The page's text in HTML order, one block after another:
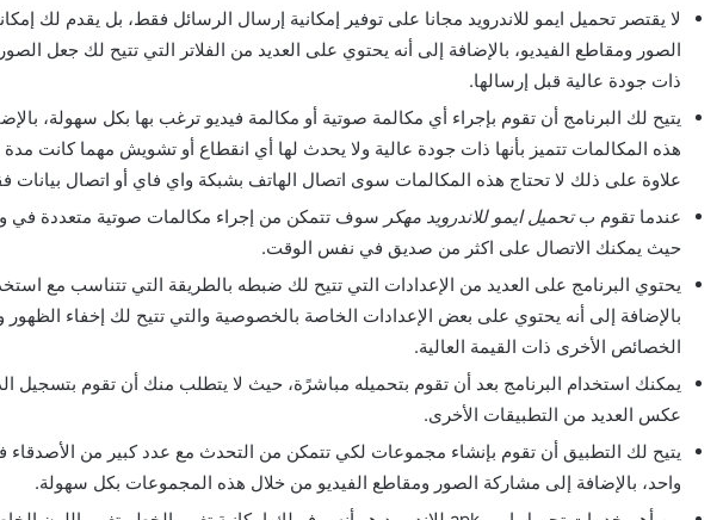
لا يقتصر تحميل ايمو للاندرويد مجانا على توفير إمكانية إرسال الرسائل فقط، بل يقدم لك
الصور ومقاطع الفيديو، بالإضافة إلى أنه يحتوي على العديد من الفلاتر التي تتيح لك جعل
ذات جودة عالية قبل إرسالها.
يتيح لك البرنامج أن تقوم بإجراء أي مكالمة صوتية أو مكالمة فيديو ترغب بها بكل سهولة،
هذه المكالمات تتميز بأنها ذات جودة عالية ولا يحدث لها أي انقطاع أو تشويش مهما كانت مدة
علاوة على ذلك لا تحتاج هذه المكالمات سوى اتصال الهاتف بشبكة واي فاي أو اتصال بيانات
عندما تقوم بتحميل ايمو للاندرويد مهكر سوف تتمكن من إجراء مكالمات صوتية متعددة في
حيث يمكنك الاتصال على اكثر من صديق في نفس الوقت.
يحتوي البرنامج على العديد من الإعدادات التي تتيح لك ضبطه بالطريقة التي تتناسب مع
بالإضافة إلى أنه يحتوي على بعض الإعدادات الخاصة بالخصوصية والتي تتيح لك إخفاء الظهور
الخصائص الأخرى ذات القيمة العالية.
يمكنك استخدام البرنامج بعد أن تقوم بتحميله مباشرًة، حيث لا يتطلب منك أن تقوم بتسجيل
عكس العديد من التطبيقات الأخرى.
يتيح لك التطبيق أن تقوم بإنشاء مجموعات لكي تتمكن من التحدث مع عدد كبير من
واحد، بالإضافة إلى مشاركة الصور ومقاطع الفيديو من خلال هذه المجموعات بكل سهولة.